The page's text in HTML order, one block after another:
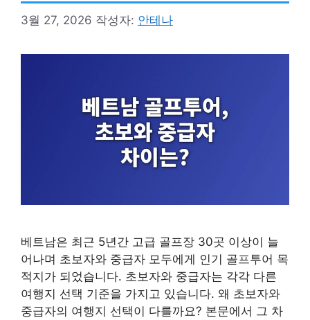
3월 27, 2026 작성자: 안테나
베트남은 최근 5년간 고급 골프장 30곳 이상이 늘
어나며 초보자와 중급자 모두에게 인기 골프투어 목
적지가 되었습니다. 초보자와 중급자는 각각 다른
여행지 선택 기준을 가지고 있습니다. 왜 초보자와
중급자의 여행지 선택이 다를까요? 본문에서 그 차